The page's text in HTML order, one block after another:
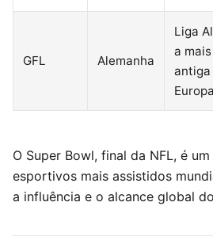
GFL Alemanha
Liga
a mais
antiga
Europa
O Super Bowl, final da NFL, é
esportivos mais assistidos
a influência e o alcance global